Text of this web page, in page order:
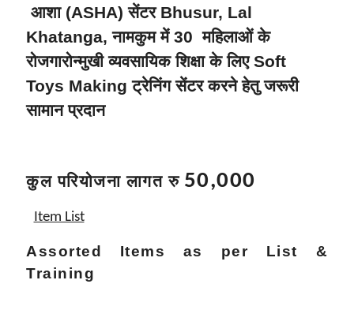
आशा (ASHA) सेंटर Bhusur, Lal
Khatanga, नामकुम में 30 महिलाओं के
रोजगारोन्मुखी व्यवसायिक शिक्षा के लिए Soft
Toys Making ट्रेनिंग सेंटर करने हेतु जरूरी
सामान प्रदान
कुल परियोजना लागत रु 50,000
Item List
Assorted Items as per List &
Training